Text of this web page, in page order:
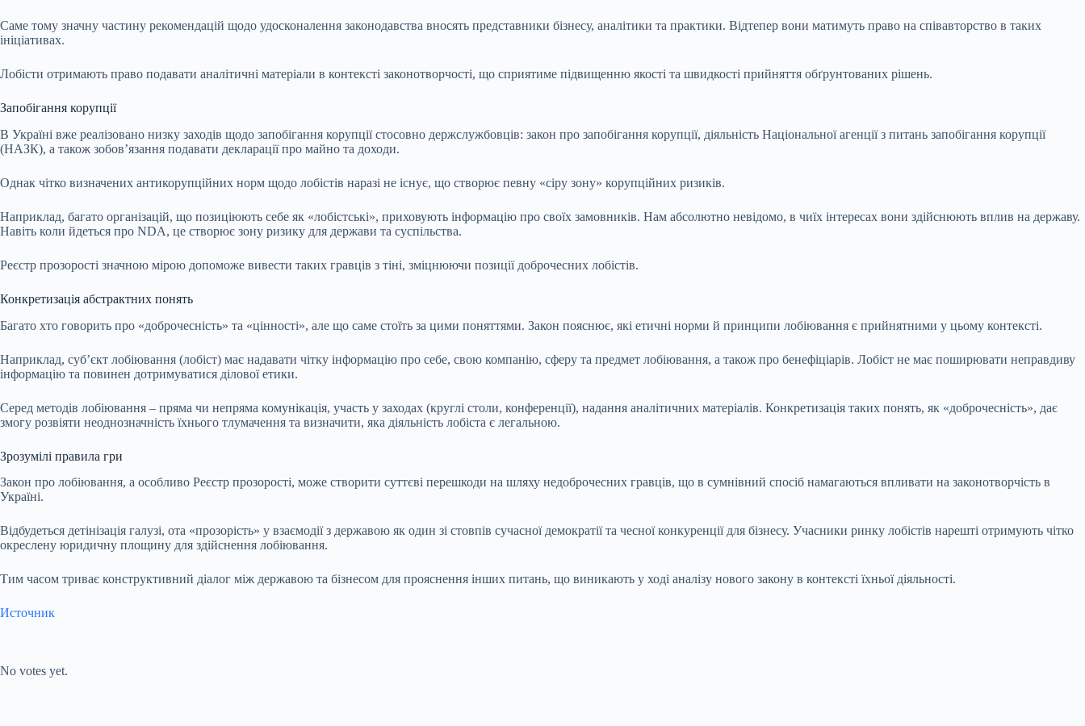
Саме тому значну частину рекомендацій щодо удосконалення законодавства вносять представники бізнесу, аналітики та практики. Відтепер вони матимуть право на співавторство в таких
ініціативах.
Лобісти отримають право подавати аналітичні матеріали в контексті законотворчості, що сприятиме підвищенню якості та швидкості прийняття обґрунтованих рішень.
Запобігання корупції
В Україні вже реалізовано низку заходів щодо запобігання корупції стосовно держслужбовців: закон про запобігання корупції, діяльність Національної агенції з питань запобігання корупції
(НАЗК), а також зобов’язання подавати декларації про майно та доходи.
Однак чітко визначених антикорупційних норм щодо лобістів наразі не існує, що створює певну «сіру зону» корупційних ризиків.
Наприклад, багато організацій, що позиціюють себе як «лобістські», приховують інформацію про своїх замовників. Нам абсолютно невідомо, в чиїх інтересах вони здійснюють вплив на державу.
Навіть коли йдеться про NDA, це створює зону ризику для держави та суспільства.
Реєстр прозорості значною мірою допоможе вивести таких гравців з тіні, зміцнюючи позиції доброчесних лобістів.
Конкретизація абстрактних понять
Багато хто говорить про «доброчесність» та «цінності», але що саме стоїть за цими поняттями. Закон пояснює, які етичні норми й принципи лобіювання є прийнятними у цьому контексті.
Наприклад, суб’єкт лобіювання (лобіст) має надавати чітку інформацію про себе, свою компанію, сферу та предмет лобіювання, а також про бенефіціарів. Лобіст не має поширювати неправдиву
інформацію та повинен дотримуватися ділової етики.
Серед методів лобіювання – пряма чи непряма комунікація, участь у заходах (круглі столи, конференції), надання аналітичних матеріалів. Конкретизація таких понять, як «доброчесність», дає
змогу розвіяти неоднозначність їхнього тлумачення та визначити, яка діяльність лобіста є легальною.
Зрозумілі правила гри
Закон про лобіювання, а особливо Реєстр прозорості, може створити суттєві перешкоди на шляху недоброчесних гравців, що в сумнівний спосіб намагаються впливати на законотворчість в
Україні.
Відбудеться детінізація галузі, ота «прозорість» у взаємодії з державою як один зі стовпів сучасної демократії та чесної конкуренції для бізнесу. Учасники ринку лобістів нарешті отримують чітко
окреслену юридичну площину для здійснення лобіювання.
Тим часом триває конструктивний діалог між державою та бізнесом для прояснення інших питань, що виникають у ході аналізу нового закону в контексті їхньої діяльності.
Источник
No votes yet.